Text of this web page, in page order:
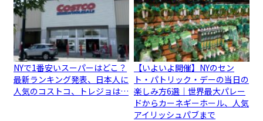
NYで1番安いスーパーはどこ？
最新ランキング発表、日本人に
人気のコストコ、トレジョは…
【いよいよ開催】NYのセン
ト・パトリック・デーの当日の
楽しみ方6選｜世界最大パレー
ドからカーネギーホール、人気
アイリッシュパブまで